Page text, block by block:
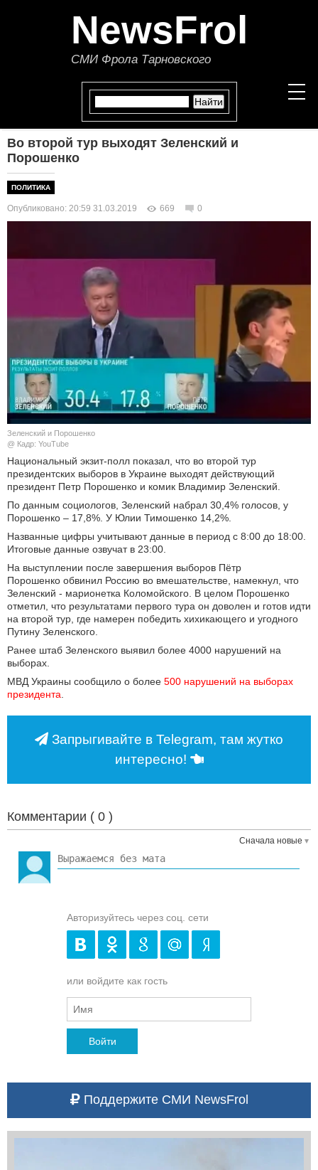
NewsFrol
СМИ Фрола Тарновского
ПОЛИТИКА
ОБЩЕСТВО
КУЛЬТУРА
НАУКА
СПОРТ
АВТО И МОТО
ЭГОИЗМ
БЛОГ
Во второй тур выходят Зеленский и
Порошенко
ПОЛИТИКА
Опубликовано: 20:59 31.03.2019 669 0
Зеленский и Порошенко
@ Кадр: YouTube
Национальный экзит-полл показал, что во второй тур
президентских выборов в Украине выходят действующий
президент Петр Порошенко и комик Владимир Зеленский.
По данным социологов, Зеленский набрал 30,4% голосов, у
Порошенко – 17,8%. У Юлии Тимошенко 14,2%.
Названные цифры учитывают данные в период с 8:00 до 18:00.
Итоговые данные озвучат в 23:00.
На выступлении после завершения выборов Пётр
Порошенко обвинил Россию во вмешательстве, намекнул, что
Зеленский - марионетка Коломойского. В целом Порошенко
отметил, что результатами первого тура он доволен и готов идти
на второй тур, где намерен победить хихикающего и угодного
Путину Зеленского.
Ранее штаб Зеленского выявил более 4000 нарушений на
выборах.
МВД Украины сообщило о более 500 нарушений на выборах
президента
Запрыгивайте в Telegram, там жутко
интересно!
Комментарии ( 0 )
Сначала новые
Авторизуйтесь через соц. сети
или войдите как гость
Войти
Поддержите СМИ NewsFrol